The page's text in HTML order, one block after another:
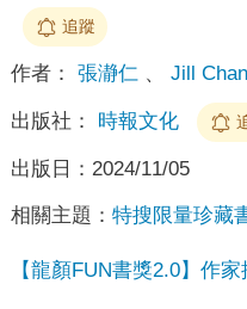
追蹤
作者： 張瀞仁 、 Jill
出版社： 時報文化
出版日： 2024/11/05
相關主題： 特搜限量珍藏
【龍顏FUN書獎2.0】作